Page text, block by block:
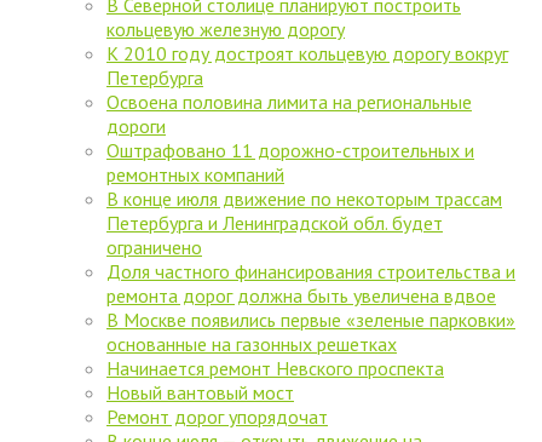
В Северной столице планируют построить
кольцевую железную дорогу
К 2010 году достроят кольцевую дорогу вокруг
Петербурга
Освоена половина лимита на региональные
дороги
Оштрафовано 11 дорожно-строительных и
ремонтных компаний
В конце июля движение по некоторым трассам
Петербурга и Ленинградской обл. будет
ограничено
Доля частного финансирования строительства и
ремонта дорог должна быть увеличена вдвое
В Москве появились первые «зеленые парковки»
основанные на газонных решетках
Начинается ремонт Невского проспекта
Новый вантовый мост
Ремонт дорог упорядочат